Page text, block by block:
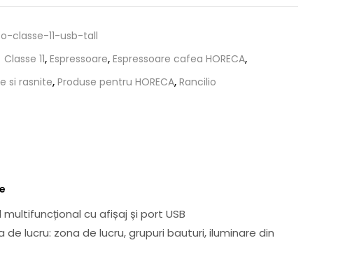
classe-11-usb-tall
Classe 11, Espressoare, Espressoare cafea HORECA,
si rasnite, Produse pentru HORECA, Rancilio
cu afișaj și port USB
de lucru: zona de lucru, grupuri bauturi, iluminare din